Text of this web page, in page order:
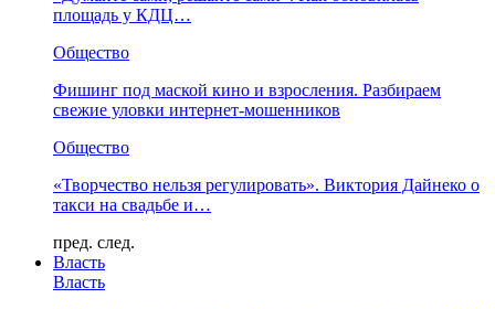
площадь у КДЦ…
Общество
Фишинг под маской кино и взросления. Разбираем
свежие уловки интернет-мошенников
Общество
«Творчество нельзя регулировать». Виктория Дайнеко о
такси на свадьбе и…
пред. след.
Власть
Власть